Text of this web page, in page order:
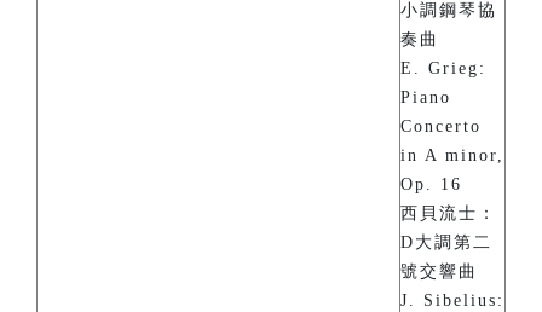
小調鋼琴協
奏曲
E. Grieg:
Piano
Concerto
in A minor,
Op. 16
西貝流士：
D大調第二
號交響曲
J. Sibelius: